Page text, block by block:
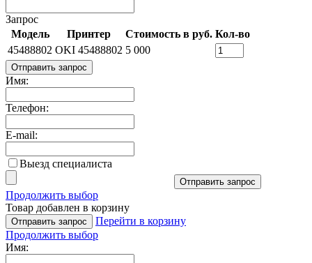
Запрос
Модель
Принтер Стоимость в руб. Кол-во
45488802 OKI 45488802 5 000
Отправить запрос
Имя:
Телефон:
E-mail:
Выезд специалиста
Отправить запрос
Продолжить выбор
Товар добавлен в корзину
Отправить запрос
Перейти в корзину
Продолжить выбор
Имя: